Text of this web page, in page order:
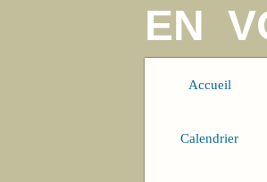
EN
Accueil
Calendrier